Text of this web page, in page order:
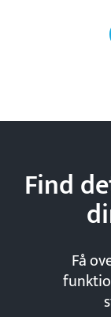
Find
Få